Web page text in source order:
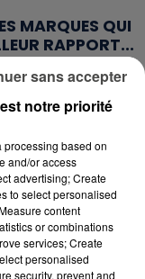
MARQUES QUI
RAPPORT...
LA RÉGION ET
notre priorité
based on
and/or access
advertising; Create
to select personalised
content
or combinations
services; Create
personalised
security, prevent and
sans accepter